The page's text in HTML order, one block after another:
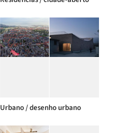
Urbano / desenho urbano